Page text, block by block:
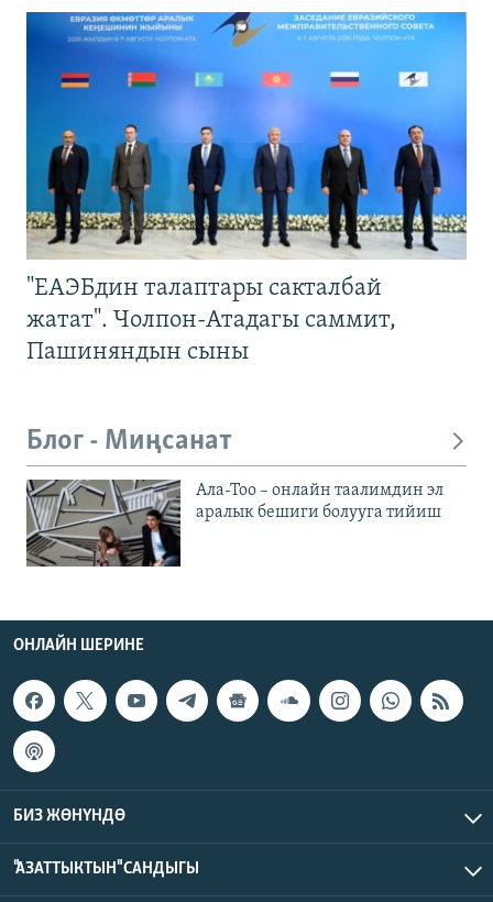
"ЕАЭБдин талаптары сакталбай
жатат". Чолпон-Атадагы саммит,
Пашиняндын сыны
Блог - Миңсанат
Ала-Тоо – онлайн таалимдин эл
аралык бешиги болууга тийиш
ОНЛАЙН ШЕРИНЕ
БИЗ ЖӨНҮНДӨ
"АЗАТТЫКТЫН" САНДЫГЫ